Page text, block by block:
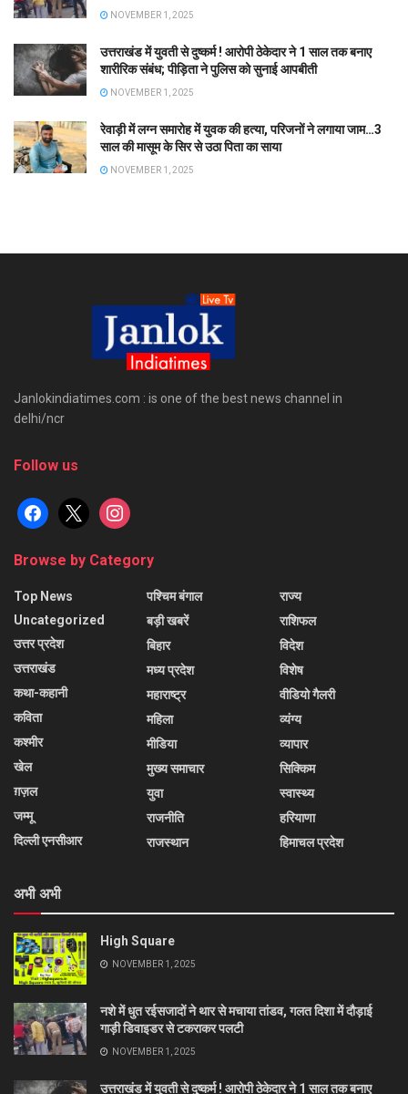
NOVEMBER 1, 2025
उत्तराखंड में युवती से दुष्कर्म ! आरोपी ठेकेदार ने 1 साल तक बनाए
शारीरिक संबंध; पीड़िता ने पुलिस को सुनाई आपबीती
NOVEMBER 1, 2025
रेवाड़ी में लग्न समारोह में युवक की हत्या, परिजनों ने लगाया जाम…3
साल की मासूम के सिर से उठा पिता का साया
NOVEMBER 1, 2025
Janlokindiatimes.com : is one of the best news channel in
delhi/ncr
Follow us
facebook
x instagram
Browse by Category
Top News
Uncategorized
उत्तर प्रदेश
उत्तराखंड
कथा-कहानी
कविता
कश्मीर
खेल
ग़ज़ल
जम्मू
दिल्ली एनसीआर
पश्चिम बंगाल
बड़ी खबरें
बिहार
मध्य प्रदेश
महाराष्ट्र
महिला
मीडिया
मुख्य समाचार
युवा
राजनीति
राजस्थान
राज्य
राशिफल
विदेश
विशेष
वीडियो गैलरी
व्यंग्य
व्यापार
सिक्किम
स्वास्थ्य
हरियाणा
हिमाचल प्रदेश
अभी अभी
High Square
NOVEMBER 1, 2025
नशे में धुत रईसजादों ने थार से मचाया तांडव, गलत दिशा में दौड़ाई
गाड़ी डिवाइडर से टकराकर पलटी
NOVEMBER 1, 2025
उत्तराखंड में युवती से दुष्कर्म ! आरोपी ठेकेदार ने 1 साल तक बनाए